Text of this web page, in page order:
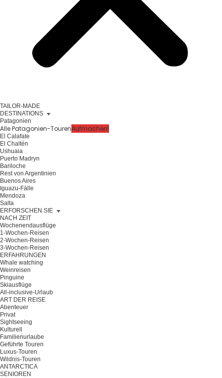
TAILOR-MADE
DESTINATIONS
Patagonien
Alle Patagonien-TourenAufmachen!
El Calafate
El Chaltén
Ushuaia
Puerto Madryn
Bariloche
Rest von Argentinien
Buenos Aires
Iguazu-Fälle
Mendoza
Salta
ERFORSCHEN SIE
NACH ZEIT
Wochenendausflüge
1-Wochen-Reisen
2-Wochen-Reisen
3-Wochen-Reisen
ERFAHRUNGEN
Whale watching
Weinreisen
Pinguine
Skiausflüge
All-inclusive-Urlaub
ART DER REISE
Abenteuer
Privat
Sightseeing
Kulturell
Familienurlaube
Geführte Touren
Luxus-Touren
Wildnis-Touren
ANTARCTICA
SENIOREN